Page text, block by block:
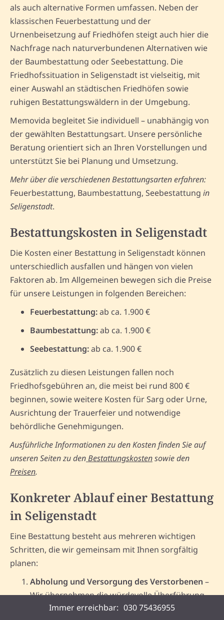
als auch alternative Formen umfassen. Neben der
klassischen Feuerbestattung und der
Urnenbeisetzung auf Friedhöfen steigt auch hier die
Nachfrage nach naturverbundenen Alternativen wie
der Baumbestattung oder Seebestattung. Die
Friedhofssituation in Seligenstadt ist vielseitig, mit
einer Auswahl an städtischen Friedhöfen sowie
ruhigen Bestattungswäldern in der Umgebung.
Memovida begleitet Sie individuell – unabhängig von
der gewählten Bestattungsart. Unsere persönliche
Beratung orientiert sich an Ihren Vorstellungen und
unterstützt Sie bei Planung und Umsetzung.
Mehr über die verschiedenen Bestattungsarten erfahren:
Feuerbestattung, Baumbestattung, Seebestattung in
Seligenstadt.
Bestattungskosten in Seligenstadt
Die Kosten einer Bestattung in Seligenstadt können
unterschiedlich ausfallen und hängen von vielen
Faktoren ab. Im Allgemeinen bewegen sich die Preise
für unsere Leistungen in folgenden Bereichen:
Feuerbestattung:ab ca. 1.900 €
Baumbestattung:ab ca. 1.900 €
Seebestattung:ab ca. 1.900 €
Zusätzlich zu diesen Leistungen fallen noch
Friedhofsgebühren an, die meist bei rund 800 €
beginnen, sowie weitere Kosten für Sarg oder Urne,
Ausrichtung der Trauerfeier und notwendige
behördliche Genehmigungen.
Ausführliche Informationen zu den Kosten finden Sie auf
unseren Seiten zu denBestattungskostensowie den
Preisen.
Konkreter Ablauf einer Bestattung
in Seligenstadt
Eine Bestattung besteht aus mehreren wichtigen
Schritten, die wir gemeinsam mit Ihnen sorgfältig
planen:
Abholung und Versorgung des Verstorbenen –
Wir übernehmen die würdevolle Überführung.
Behördliche Formalitäten– Beantragung der
Immer erreichbar: 030 75436955